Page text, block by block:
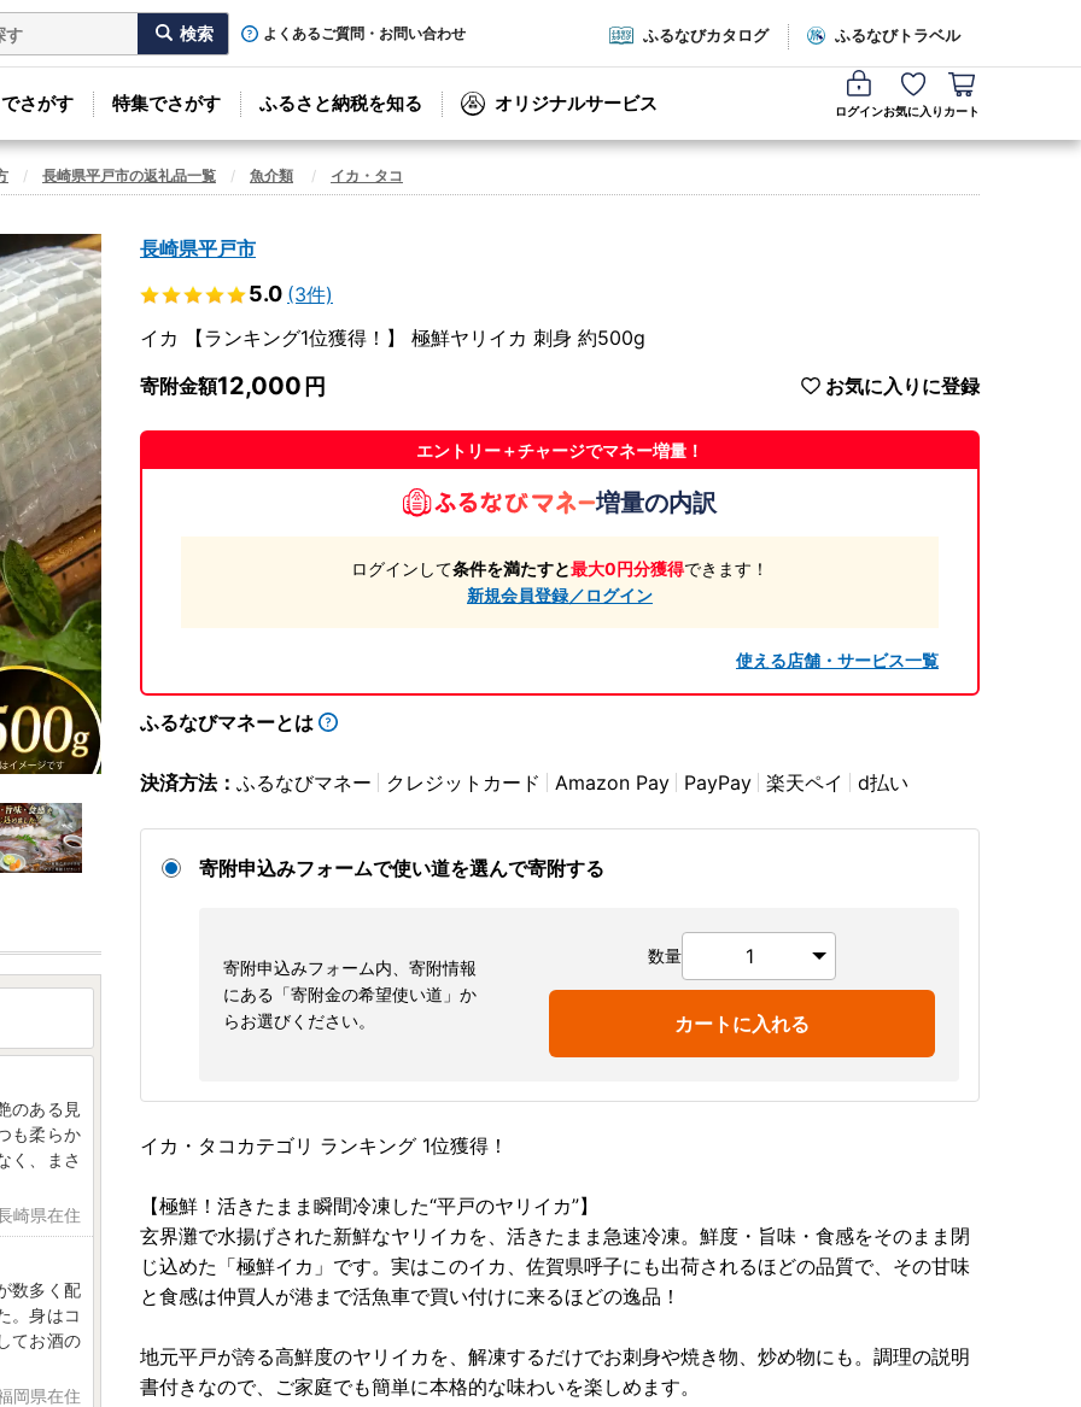
よくあるご質問・お問い合わせ ふるなびカタログ ふるなびトラベル
さがす 特集でさがす ふるさと納税を知る オリジナルサービス ログインお気に入り カート
長崎県平戸市の返礼品一覧 魚介類 イカ・タコ
長崎県平戸市
5.0 (3件)
イカ 【ランキング1位獲得！】 極鮮ヤリイカ 刺身 約500g
寄附金額12,000 お気に入りに登録
エントリー＋チャージでマネー増量！
増量の内訳
ログインして条件を満たすと最大0円分獲得できます！
新規会員登録／ログイン
使える店舗・サービス一覧
ふるなびマネーとは
決済方法： ふるなびマネー クレジットカード Amazon Pay PayPay 楽天ペイ d払い
寄附申込みフォームで使い道を選んで寄附する
寄附申込みフォーム内、寄附情報
にある「寄附金の希望使い道」か
らお選びください。
数量
カートに入れる
イカ・タコカテゴリ ランキング 1位獲得！
【極鮮！活きたまま瞬間冷凍した“平戸のヤリイカ”】
玄界灘で水揚げされた新鮮なヤリイカを、活きたまま急速冷凍。鮮度・旨味・食感をそのまま閉
じ込めた「極鮮イカ」です。実はこのイカ、佐賀県呼子にも出荷されるほどの品質で、その甘味
と食感は仲買人が港まで活魚車で買い付けに来るほどの逸品！
地元平戸が誇る高鮮度のヤリイカを、解凍するだけでお刺身や焼き物、炒め物にも。調理の説明
書付きなので、ご家庭でも簡単に本格的な味わいを楽しめます。
のある見
も柔らか
く、まさ
崎県在住
数多く配
。身はコ
てお酒の
岡県在住